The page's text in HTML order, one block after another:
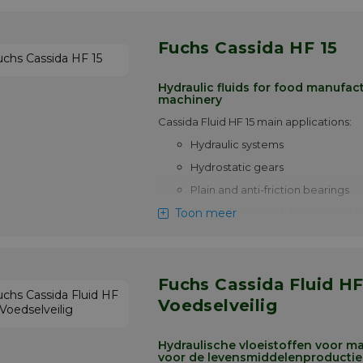
• Circulerende oliesystemen
Fuchs Cassida HF 15
Hydraulic fluids for food
machinery
Cassida Fluid HF 15 main applications:
Hydraulic systems
Hydrostatic gears
Plain and anti-friction bearings
General purpose lubrication
wear multipurpose lubricants, specially
developed for use in machinery used
and beverage processing and
synthetic fluids and selected additives
their ability to meet the stringent
Toon meer
Fuchs Cassida Fluid HF 32 -
Voedselveilig
Hydraulische vloeistoffen voor
voor de levensmiddelenproductie